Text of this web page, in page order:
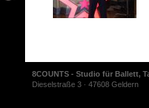
8COUNTS - Studio für Ballett,
Dieselstraße 3 · 47608 Geldern